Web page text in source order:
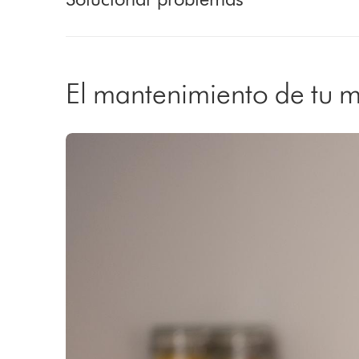
El mantenimiento de tu